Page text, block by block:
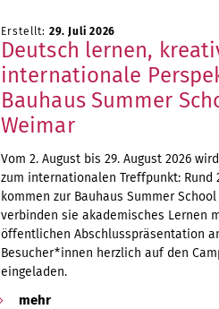
Erstellt: 29. Juli 2026
Deutsch lernen,
internationale
Bauhaus Summer
Weimar
Vom 2. August bis 29. August 2026
zum internationalen Treffpunkt: Rund
kommen zur Bauhaus Summer
verbinden sie akademisches Lernen
öffentlichen Abschlusspräsentation
Besucher*innen herzlich auf den
eingeladen.
mehr